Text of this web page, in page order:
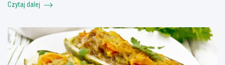
Czytaj dalej